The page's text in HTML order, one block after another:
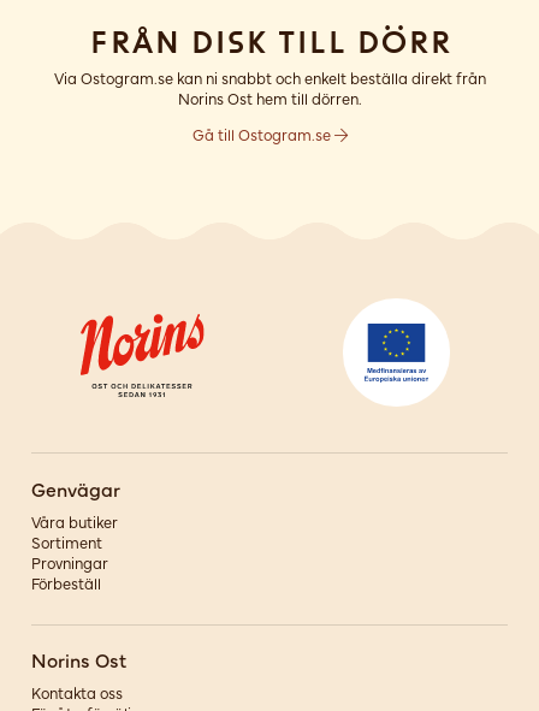
Från disk till dörr
Via Ostogram.se kan ni snabbt och enkelt beställa direkt från
Norins Ost hem till dörren.
Gå till Ostogram.se
Genvägar
Våra butiker
Sortiment
Provningar
Förbeställ
Norins Ost
Kontakta oss